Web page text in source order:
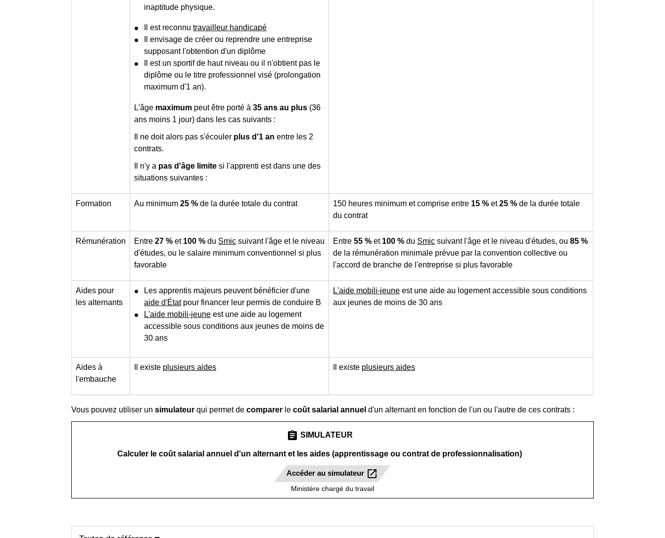
inaptitude physique.
Il est reconnutravailleur handicapé
Il envisage de créer ou reprendre une entreprise
supposant l'obtention d'un diplôme
Il est un sportif de haut niveau ou il n'obtient pas le
diplôme ou le titre professionnel visé (prolongation
maximum d'1 an).
L'âge maximum peut être porté à 35 ans au plus (36
ans moins 1 jour) dans les cas suivants :
Il ne doit alors pas s'écouler plus d'1 an entre les 2
contrats.
Il n'y a pas d'âge limite si l'apprenti est dans une des
situations suivantes :
Formation Au minimum25 % de la durée totale du contrat 150 heures minimum et comprise entre 15 % et25 % de la durée totale
du contrat
Rémunération Entre27 % et 100 % du Smic suivant l'âge et le niveau
d'études, ou le salaire minimum conventionnel si plus
favorable
Entre55 % et 100 % du Smic suivant l'âge et le niveau d'études, ou85 %
de la rémunération minimale prévue par la convention collective ou
l'accord de branche de l'entreprise si plus favorable
Aides pour
les alternants
Les apprentis majeurs peuvent bénéficier d'une
aide d'Étatpour financer leur permis de conduire B
L'aide mobili-jeune est une aide au logement
accessible sous conditions aux jeunes de moins de
30 ans
L'aide mobili-jeune est une aide au logement accessible sous conditions
aux jeunes de moins de 30 ans
Aides à
l'embauche
Il existe plusieurs aides Il existe plusieurs aides
Vous pouvez utiliser unsimulateur qui permet decomparer lecoût salarial annueld'un alternant en fonction de l'un ou l'autre de ces contrats :
assignment SIMULATEUR
Calculer le coût salarial annuel d'un alternant et les aides (apprentissage ou contrat de professionnalisation)
Accéder au simulateur open_in_new
Ministère chargé du travail